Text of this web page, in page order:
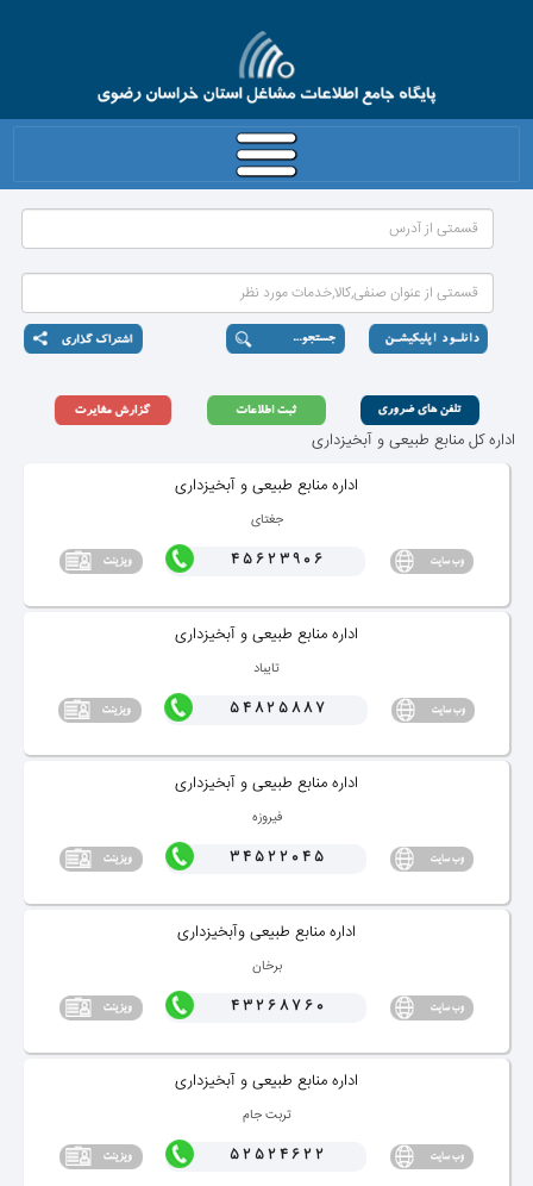
اداره كل منابع طبیعی و آبخیزداری
اداره منابع طبیعی و آبخیزداری
جغتای
45623906
اداره منابع طبیعی و آبخیزداری
تایباد
54825887
اداره منابع طبیعی و آبخیزداری
فیروزه
34522045
اداره منابع طبیعی وآبخیزداری
برخان
43268760
اداره منابع طبیعی و آبخیزداری
تربت جام
52524622